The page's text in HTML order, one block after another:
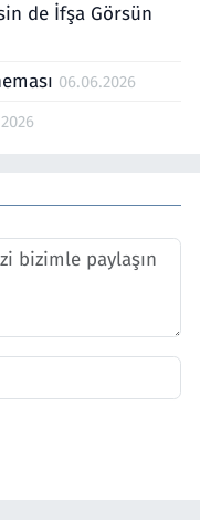
de İfşa Görsün
06.06.2026